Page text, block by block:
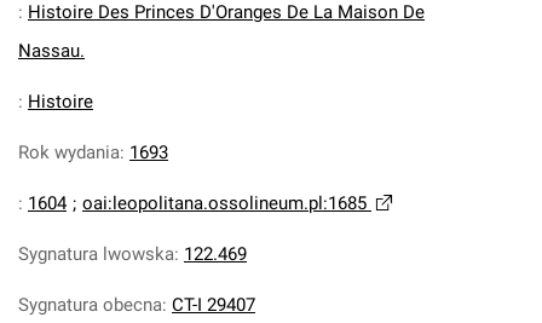
: Histoire Des Princes D'Oranges De La Maison De
Nassau.
: Histoire
Rok wydania: 1693
: 1604 ; oai:leopolitana.ossolineum.pl:1685
Sygnatura lwowska: 122.469
Sygnatura obecna: CT-I 29407